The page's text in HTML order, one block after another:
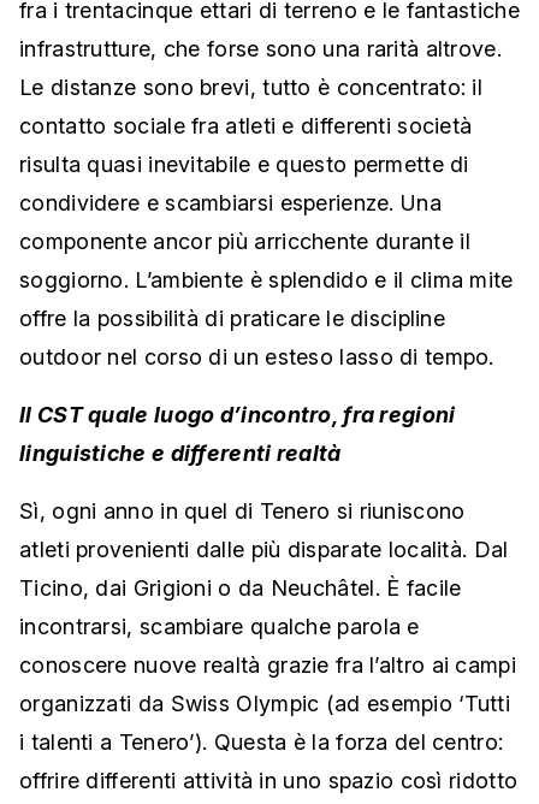
fra i trentacinque ettari di terreno e le fantastiche
infrastrutture, che forse sono una rarità altrove.
Le distanze sono brevi, tutto è concentrato: il
contatto sociale fra atleti e differenti società
risulta quasi inevitabile e questo permette di
condividere e scambiarsi esperienze. Una
componente ancor più arricchente durante il
soggiorno. L’ambiente è splendido e il clima mite
offre la possibilità di praticare le discipline
outdoor nel corso di un esteso lasso di tempo.
Il CST quale luogo d’incontro, fra regioni
linguistiche e differenti realtà
Sì, ogni anno in quel di Tenero si riuniscono
atleti provenienti dalle più disparate località. Dal
Ticino, dai Grigioni o da Neuchâtel. È facile
incontrarsi, scambiare qualche parola e
conoscere nuove realtà grazie fra l’altro ai campi
organizzati da Swiss Olympic (ad esempio ‘Tutti
i talenti a Tenero’). Questa è la forza del centro:
offrire differenti attività in uno spazio così ridotto